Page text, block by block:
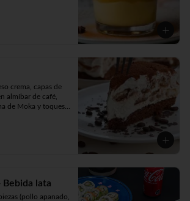
crema, capas de
almíbar de café,
de Moka y toques
Bebida lata
(pollo apanado,